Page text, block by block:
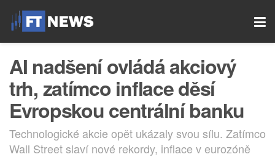
AI nadšení ovládá akciový
trh, zatímco inflace děsí
Evropskou centrální banku
Technologické akcie opět ukázaly svou sílu. Zatímco
Wall Street slaví nové rekordy, inflace v eurozóně